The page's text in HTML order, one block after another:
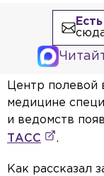
Центр полевой
медицине
и ведомств
ТАСС
.
Как рассказал